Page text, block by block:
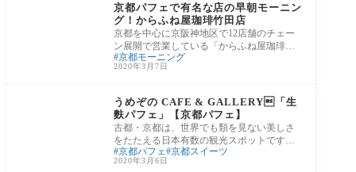
京都パフェで有名な店の早朝モーニン
グ！からふね屋珈琲竹田店
京都を中心に京阪神地区で12店舗のチェー
ン展開で営業している「からふね屋珈琲」
では、パフェクリエイターが考案した150種
類以上
京都モーニング
2020年3月7日
うめぞの CAFE & GALLERY「生
麩パフェ」【京都パフェ】
古都・京都は、世界でも類を見ない美しさ
をたたえる日本有数の観光スポットです
が、ここ京都にはカップルにおすすめのカ
フェやレ
京都パフェ 京都スイーツ
2020年3月6日